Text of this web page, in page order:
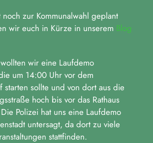
noch zur Kommunalwahl geplant
wir euch in Kürze in unserem Blog
wir eine Laufdemo
um 14:00 Uhr vor dem
starten sollte und von dort aus die
hoch bis vor das Rathaus
Polizei hat uns eine Laufdemo
untersagt, da dort zu viele
stattfinden.